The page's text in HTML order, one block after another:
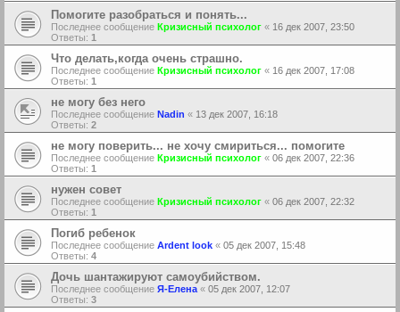
Помогите разобраться и понять...
Последнее сообщение Кризисный психолог « 16 дек 2007, 23:50
Ответы: 1
Что делать,когда очень страшно.
Последнее сообщение Кризисный психолог « 16 дек 2007, 17:08
Ответы: 1
не могу без него
Последнее сообщение Nadin « 13 дек 2007, 16:18
Ответы: 2
не могу поверить... не хочу смириться... помогите
Последнее сообщение Кризисный психолог « 06 дек 2007, 22:36
Ответы: 1
нужен совет
Последнее сообщение Кризисный психолог « 06 дек 2007, 22:32
Ответы: 1
Погиб ребенок
Последнее сообщение Ardent look « 05 дек 2007, 15:48
Ответы: 4
Дочь шантажируют самоубийством.
Последнее сообщение Я-Елена « 05 дек 2007, 12:07
Ответы: 3